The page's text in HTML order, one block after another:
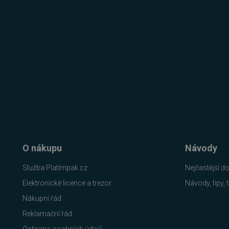
O nákupu
Služba Platímpak.cz
Elektronické licence a trezor
Nákupní řád
Reklamační řád
Návody
Nejčastější
Návody, tipy,
Nezbytně nutné soubory
bez nezbytně nutných